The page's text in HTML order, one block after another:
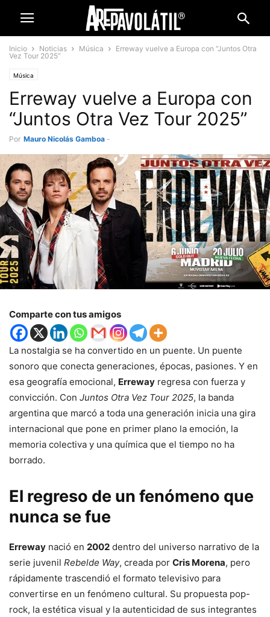
Inicio Noticias Música
Erreway vuelve a Europa con “Juntos Otra
Vez Tour 2025”
Música
Erreway vuelve a Europa con
“Juntos Otra Vez Tour 2025”
Por Mauro Nicolás Gamboa -
Comparte con tus amigos
La nostalgia se ha convertido en un puente. Un puente
sonoro que conecta generaciones, épocas, pasiones. Y en
esa geografía emocional, Erreway regresa con fuerza y
convicción. Con Juntos Otra Vez Tour 2025, la banda
argentina que marcó a toda una generación inicia una gira
internacional que pone en primer plano la emoción, la
memoria colectiva y una química que el tiempo no ha
borrado.
El regreso de un fenómeno que
nunca se fue
Erreway nació en 2002 dentro del universo narrativo de la
serie juvenil Rebelde Way, creada por Cris Morena, pero
rápidamente trascendió el formato televisivo para
convertirse en un fenómeno cultural. Su propuesta pop-
rock, la estética visual y la autenticidad de sus integrantes